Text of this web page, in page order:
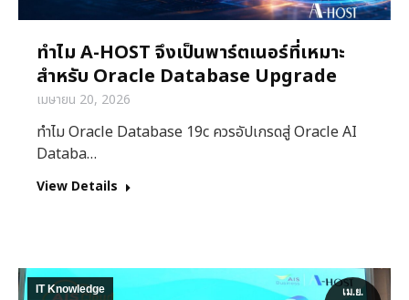
ทำไม A-HOST จึงเป็นพาร์ตเนอร์ที่เหมาะ
สำหรับ Oracle Database Upgrade
เมษายน 20, 2026
ทำไม Oracle Database 19c ควรอัปเกรดสู่ Oracle AI
Databa…
View Details
เม.ย.
IT Knowledge